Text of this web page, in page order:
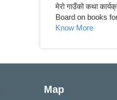
मेरो गाउँको कथा
Board on books
Know More
Map